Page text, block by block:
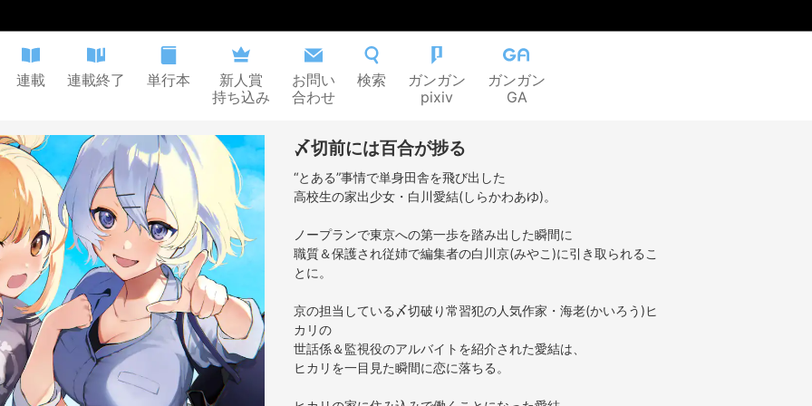
連載 連載終了 単行本
新人賞
持ち込み
お問い
合わせ
検索
ガンガン
pixiv
ガンガン
GA
〆切前には百合が捗る
“とある”事情で単身田舎を飛び出した
高校生の家出少女・白川愛結(しらかわあゆ)。
ノープランで東京への第一歩を踏み出した瞬間に
職質＆保護され従姉で編集者の白川京(みやこ)に引き取られるこ
とに。
京の担当している〆切破り常習犯の人気作家・海老(かいろう)ヒ
カリの
世話係＆監視役のアルバイトを紹介された愛結は、
ヒカリを一目見た瞬間に恋に落ちる。